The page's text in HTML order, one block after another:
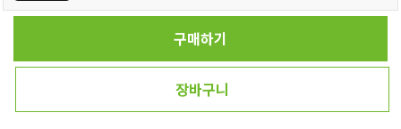
구매하기
장바구니